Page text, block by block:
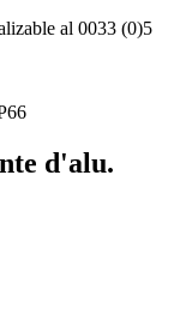
al 0033 (0)5
d'alu.